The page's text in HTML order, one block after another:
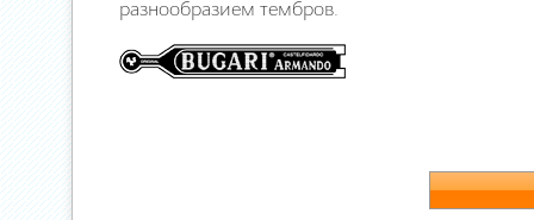
разнообразием тембров.